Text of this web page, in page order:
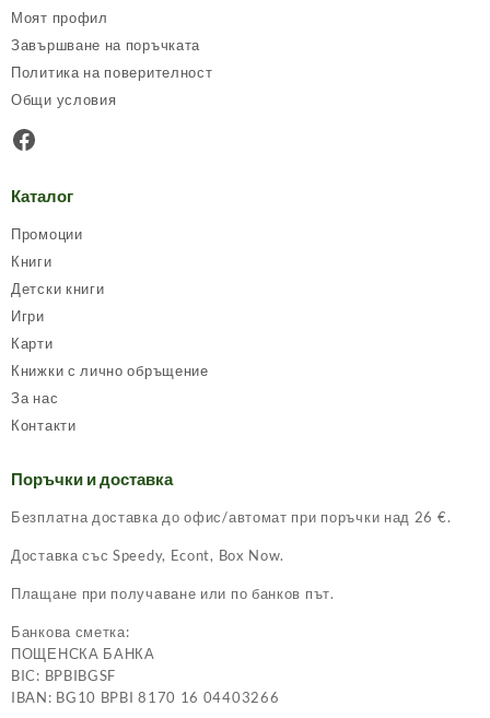
Моят профил
Завършване на поръчката
Политика на поверителност
Общи условия
Facebook
Каталог
Промоции
Книги
Детски книги
Игри
Карти
Книжки с лично обръщение
За нас
Контакти
Поръчки и доставка
Безплатна доставка до офис/автомат при поръчки над 26 €.
Доставка със Speedy, Econt, Box Now.
Плащане при получаване или по банков път.
Банкова сметка:
ПОЩЕНСКА БАНКА
BIC: BPBIBGSF
IBAN: BG10 BPBI 8170 16 04403266